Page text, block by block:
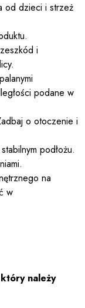
od dzieci i strzeż
i
podane w
o otoczenie i
podłożu.
na
w
należy